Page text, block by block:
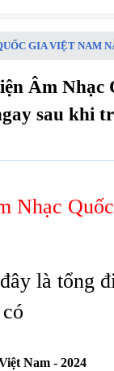
GIA VIỆT NAM
Âm Nhạc
sau khi
Nhạc
là tổng
Nam - 2024